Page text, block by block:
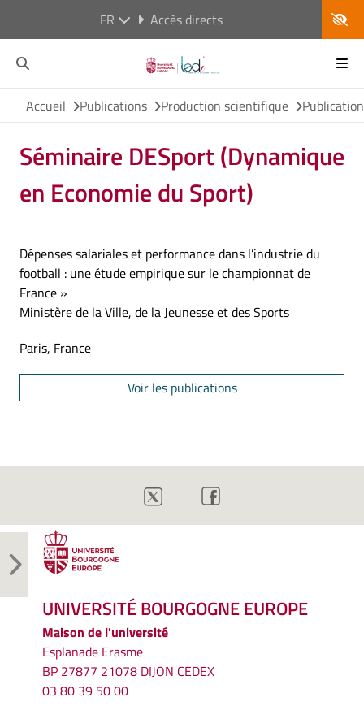
FR Accès directs
Accueil Publications Production scientifique
Séminaire DESport (Dynamique
en Economie du Sport)
Dépenses salariales et performance dans l’industrie du
football : une étude empirique sur le championnat de
France »
Ministère de la Ville, de la Jeunesse et des Sports
Paris, France
Voir les publications
UNIVERSITÉ BOURGOGNE EUROPE
Maison de l'université
Esplanade Erasme
BP 27877 21078 DIJON CEDEX
03 80 39 50 00